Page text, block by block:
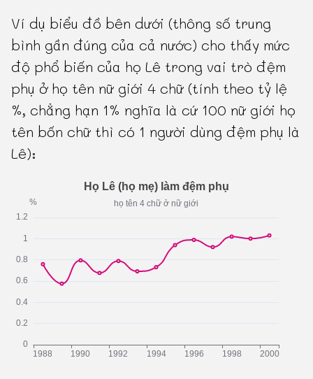
Ví dụ biểu đồ bên dưới (thông số trung
bình gần đúng của cả nước) cho thấy mức
độ phổ biến của họ Lê trong vai trò đệm
phụ ở họ tên nữ giới 4 chữ (tính theo tỷ lệ
%, chẳng hạn 1% nghĩa là cứ 100 nữ giới họ
tên bốn chữ thì có 1 người dùng đệm phụ là
Lê):